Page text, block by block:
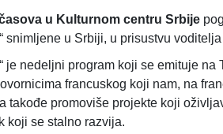
u Kulturnom centru Srbije
snimljene u Srbiji, u prisustvu
je nedeljni program koji se emituje na
francuskog koji nam, na
takođe promoviše projekte koji
koji se stalno razvija.